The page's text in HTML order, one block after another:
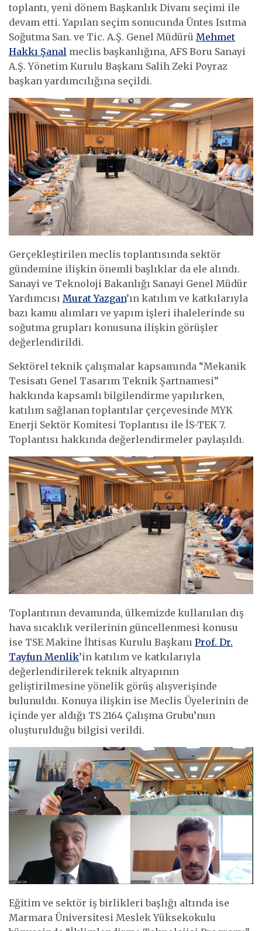
toplantı, yeni dönem Başkanlık Divanı seçimi ile
devam etti. Yapılan seçim sonucunda Üntes Isıtma
Soğutma San. ve Tic. A.Ş. Genel Müdürü Mehmet
Hakkı Şanal meclis başkanlığına, AFS Boru Sanayi
A.Ş. Yönetim Kurulu Başkanı Salih Zeki Poyraz
başkan yardımcılığına seçildi.
Gerçekleştirilen meclis toplantısında sektör
gündemine ilişkin önemli başlıklar da ele alındı.
Sanayi ve Teknoloji Bakanlığı Sanayi Genel Müdür
Yardımcısı Murat Yazgan’ın katılım ve katkılarıyla
bazı kamu alımları ve yapım işleri ihalelerinde su
soğutma grupları konusuna ilişkin görüşler
değerlendirildi.
Sektörel teknik çalışmalar kapsamında “Mekanik
Tesisatı Genel Tasarım Teknik Şartnamesi”
hakkında kapsamlı bilgilendirme yapılırken,
katılım sağlanan toplantılar çerçevesinde MYK
Enerji Sektör Komitesi Toplantısı ile İS-TEK 7.
Toplantısı hakkında değerlendirmeler paylaşıldı.
Toplantının devamında, ülkemizde kullanılan dış
hava sıcaklık verilerinin güncellenmesi konusu
ise TSE Makine İhtisas Kurulu Başkanı Prof. Dr.
Tayfun Menlik’in katılım ve katkılarıyla
değerlendirilerek teknik altyapının
geliştirilmesine yönelik görüş alışverişinde
bulunuldu. Konuya ilişkin ise Meclis Üyelerinin de
içinde yer aldığı TS 2164 Çalışma Grubu’nun
oluşturulduğu bilgisi verildi.
Eğitim ve sektör iş birlikleri başlığı altında ise
Marmara Üniversitesi Meslek Yüksekokulu